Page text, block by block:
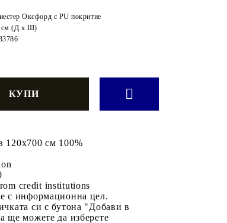
Оксфорд с PU покритие
см (Д x Ш)
120x700 см 100%
credit institutions
с информационна цел.
си с бутона "Добави в
ще можете да изберете